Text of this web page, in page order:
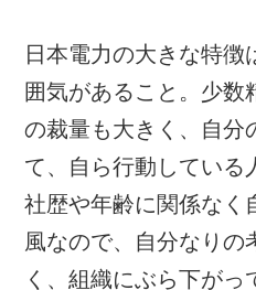
日本電力の大きな特
囲気があること。少数
の裁量も大きく、自分
て、自ら行動している
社歴や年齢に関係なく
風なので、自分なりの
く、組織にぶら下がっ